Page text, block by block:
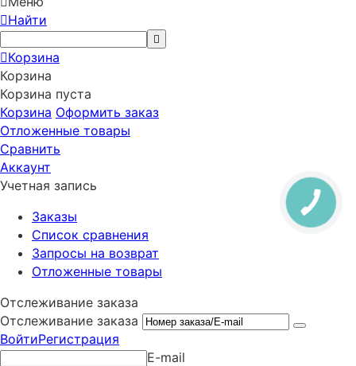
Найти
Корзина
Корзина
Корзина пуста
Корзина Оформить заказ
Отложенные товары
Сравнить
Аккаунт
Учетная запись
Заказы
Список сравнения
Запросы на возврат
Отложенные товары
Отслеживание заказа
Отслеживание заказа
ВойтиРегистрация
E-mail